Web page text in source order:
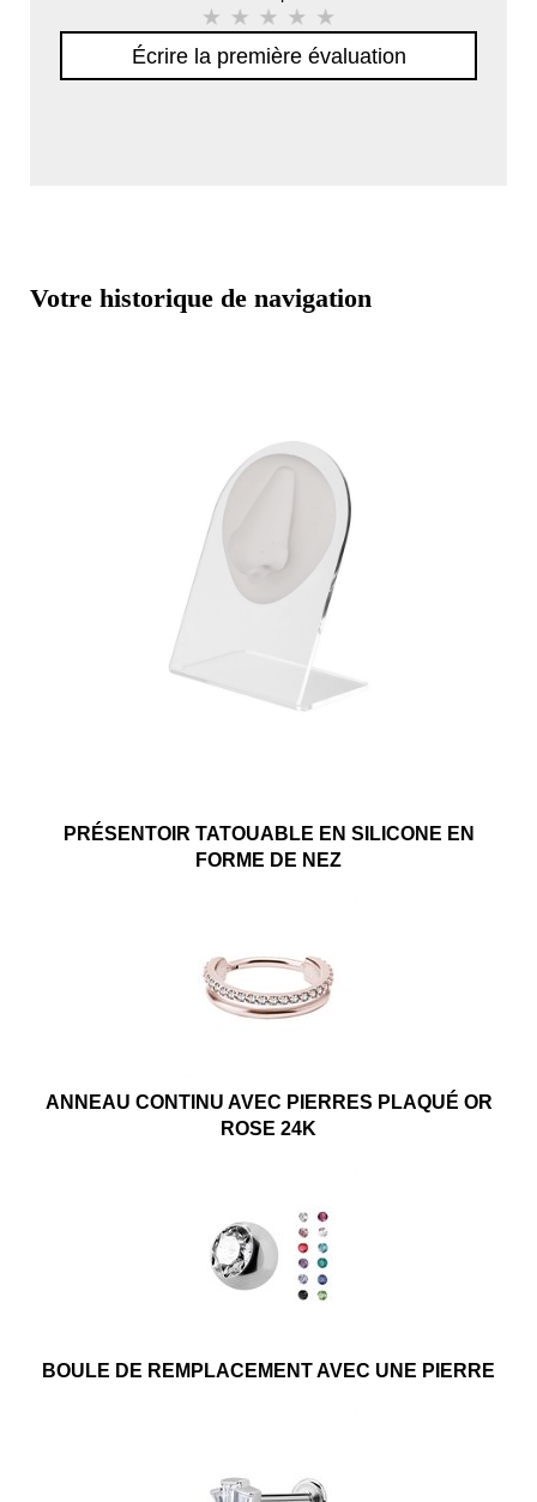
Écrire la première évaluation
Votre historique de navigation
PRÉSENTOIR TATOUABLE EN SILICONE EN
FORME DE NEZ
ANNEAU CONTINU AVEC PIERRES PLAQUÉ OR
ROSE 24K
BOULE DE REMPLACEMENT AVEC UNE PIERRE